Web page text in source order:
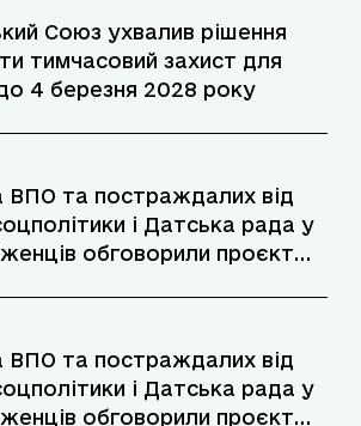
Союз ухвалив рішення
тимчасовий захист для
4 березня 2028 року
ВПО та постраждалих від
і Датська рада у
обговорили проєкт
ВПО та постраждалих від
і Датська рада у
обговорили проєкт